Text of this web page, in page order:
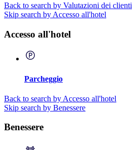
Back to search by Valutazioni dei clienti
Skip search by Accesso all'hotel
Accesso all'hotel
Parcheggio
Back to search by Accesso all'hotel
Skip search by Benessere
Benessere